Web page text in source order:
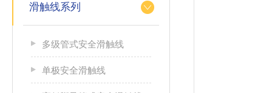
滑触线系列
多级管式安全滑触线
单极安全滑触线